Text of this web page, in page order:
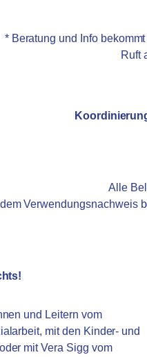
* Beratung und Info
Ruft
Alle
Verwendungsnachweis
und Leitern vom
mit den Kinder- und
mit Vera Sigg vom